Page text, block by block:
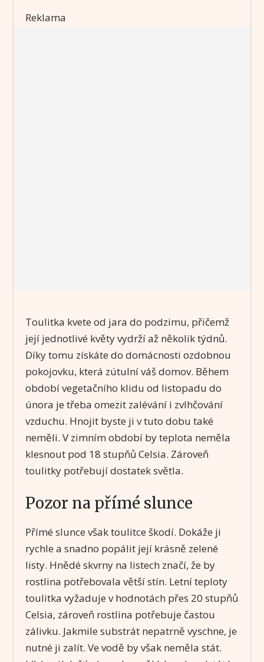
Reklama
Toulitka kvete od jara do podzimu, přičemž
její jednotlivé květy vydrží až několik týdnů.
Díky tomu získáte do domácnosti ozdobnou
pokojovku, která zútulní váš domov. Během
období vegetačního klidu od listopadu do
února je třeba omezit zalévání i zvlhčování
vzduchu. Hnojit byste ji v tuto dobu také
neměli. V zimním období by teplota neměla
klesnout pod 18 stupňů Celsia. Zároveň
toulitky potřebují dostatek světla.
Pozor na přímé slunce
Přímé slunce však toulitce škodí. Dokáže ji
rychle a snadno popálit její krásně zelené
listy. Hnědé skvrny na listech značí, že by
rostlina potřebovala větší stín. Letní teploty
toulitka vyžaduje v hodnotách přes 20 stupňů
Celsia, zároveň rostlina potřebuje častou
zálivku. Jakmile substrát nepatrně vyschne, je
nutné ji zalít. Ve vodě by však neměla stát.